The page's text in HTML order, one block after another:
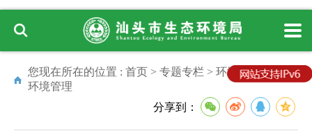
您现在所在的位置 : 首页 > 专题专栏 > 环境管理>大气
环境管理
分享到：